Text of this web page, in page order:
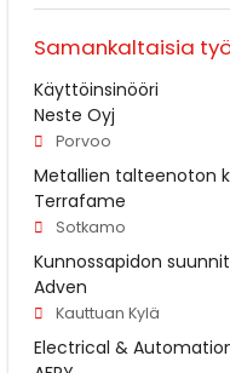
Samankaltaisia
Käyttöinsinööri
Neste Oyj
Porvoo
Metallien talteenoton
Terrafame
Sotkamo
Kunnossapidon
Adven
Kauttuan Kylä
Electrical &